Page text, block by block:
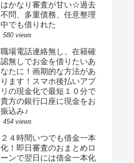
はかなり審査が甘い☆過去
不問、多重債務、任意整理
中でも借りれた
580 views
職場電話連絡無し、在籍確
認無しでお金を借りたいあ
なたに！画期的な方法があ
ります！スマホ後払いアプ
リの現金化で最短１０分で
貴方の銀行口座に現金をお
振込み♪
454 views
２４時間いつでも借金一本
化！即日審査のおまとめロ
ーンで翌日には借金一本化